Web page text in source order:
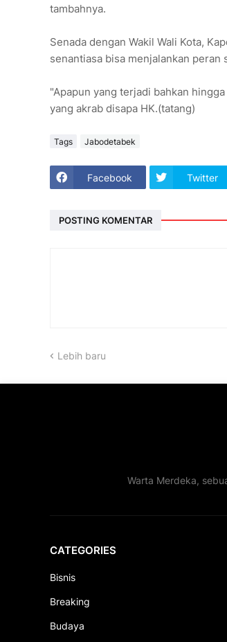
tambahnya.
Senada dengan Wakil Wali Kota,
senantiasa bisa menjalankan peran
"Apapun yang terjadi bahkan
yang akrab disapa HK.(tatang)
Tags Jabodetabek
Facebook Twitter
POSTING KOMENTAR
Lebih baru
Warta Merdeka,
CATEGORIES
Bisnis
Breaking
Budaya